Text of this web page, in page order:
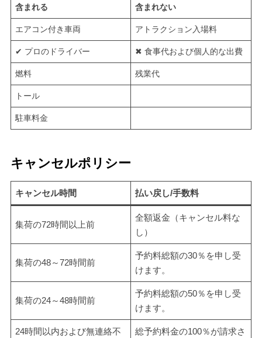
含まれる 含まれない
エアコン付き車両 アトラクション入場料
✔ プロのドライバー ✖ 食事代および個人的な出費
燃料 残業代
トール
駐車料金
キャンセルポリシー
キャンセル時間 払い戻し/手数料
集荷の72時間以上前
全額返金（キャンセル料な
し）
集荷の48～72時間前
予約料総額の30％を申し受
けます。
集荷の24～48時間前
予約料総額の50％を申し受
けます。
24時間以内および無連絡不
総予約料金の100％が請求さ